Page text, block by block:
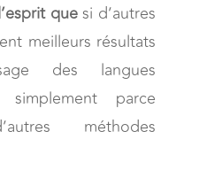
quesi d’autres
meilleurs résultats
des langues
simplement parce
méthodes